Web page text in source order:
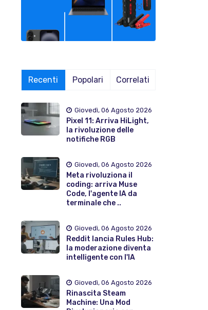
Recenti Popolari Correlati
Giovedì, 06 Agosto 2026
Pixel 11: Arriva HiLight,
la rivoluzione delle
notifiche RGB
Giovedì, 06 Agosto 2026
Meta rivoluziona il
coding: arriva Muse
Code, l'agente IA da
terminale che ..
Giovedì, 06 Agosto 2026
Reddit lancia Rules Hub:
la moderazione diventa
intelligente con l'IA
Giovedì, 06 Agosto 2026
Rinascita Steam
Machine: Una Mod